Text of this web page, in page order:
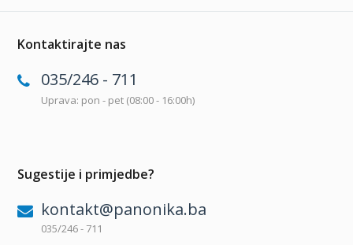
Kontaktirajte nas
035/246 - 711
Uprava: pon - pet (08:00 - 16:00h)
Sugestije i primjedbe?
kontakt@panonika.ba
035/246 - 711